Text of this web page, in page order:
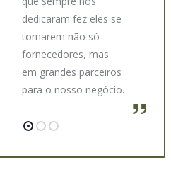
dedicaram fez eles se
tornarem não só
fornecedores, mas
em grandes parceiros
para o nosso negócio.